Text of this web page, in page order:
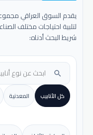
يقدم السوق العراقي
لتلبية احتياجات مختلف
شريط البحث أدناه:
search
كل الأنابيب المعدنية